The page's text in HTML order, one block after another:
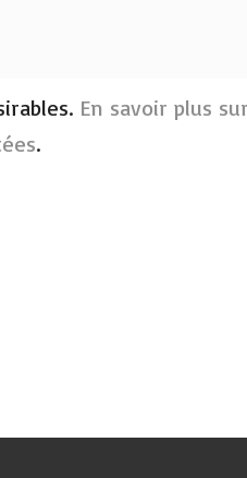
En savoir plus
.